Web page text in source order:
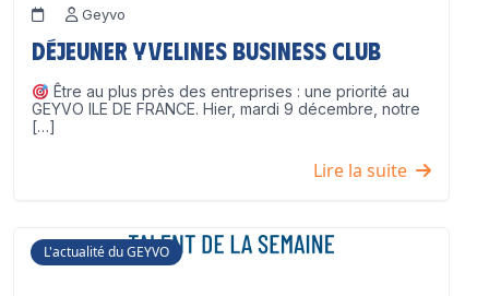
Geyvo
Déjeuner Yvelines Business Club
Être au plus près des entreprises : une priorité au
GEYVO ILE DE FRANCE. Hier, mardi 9 décembre, notre
[…]
Lire la suite
L'actualité du GEYVO